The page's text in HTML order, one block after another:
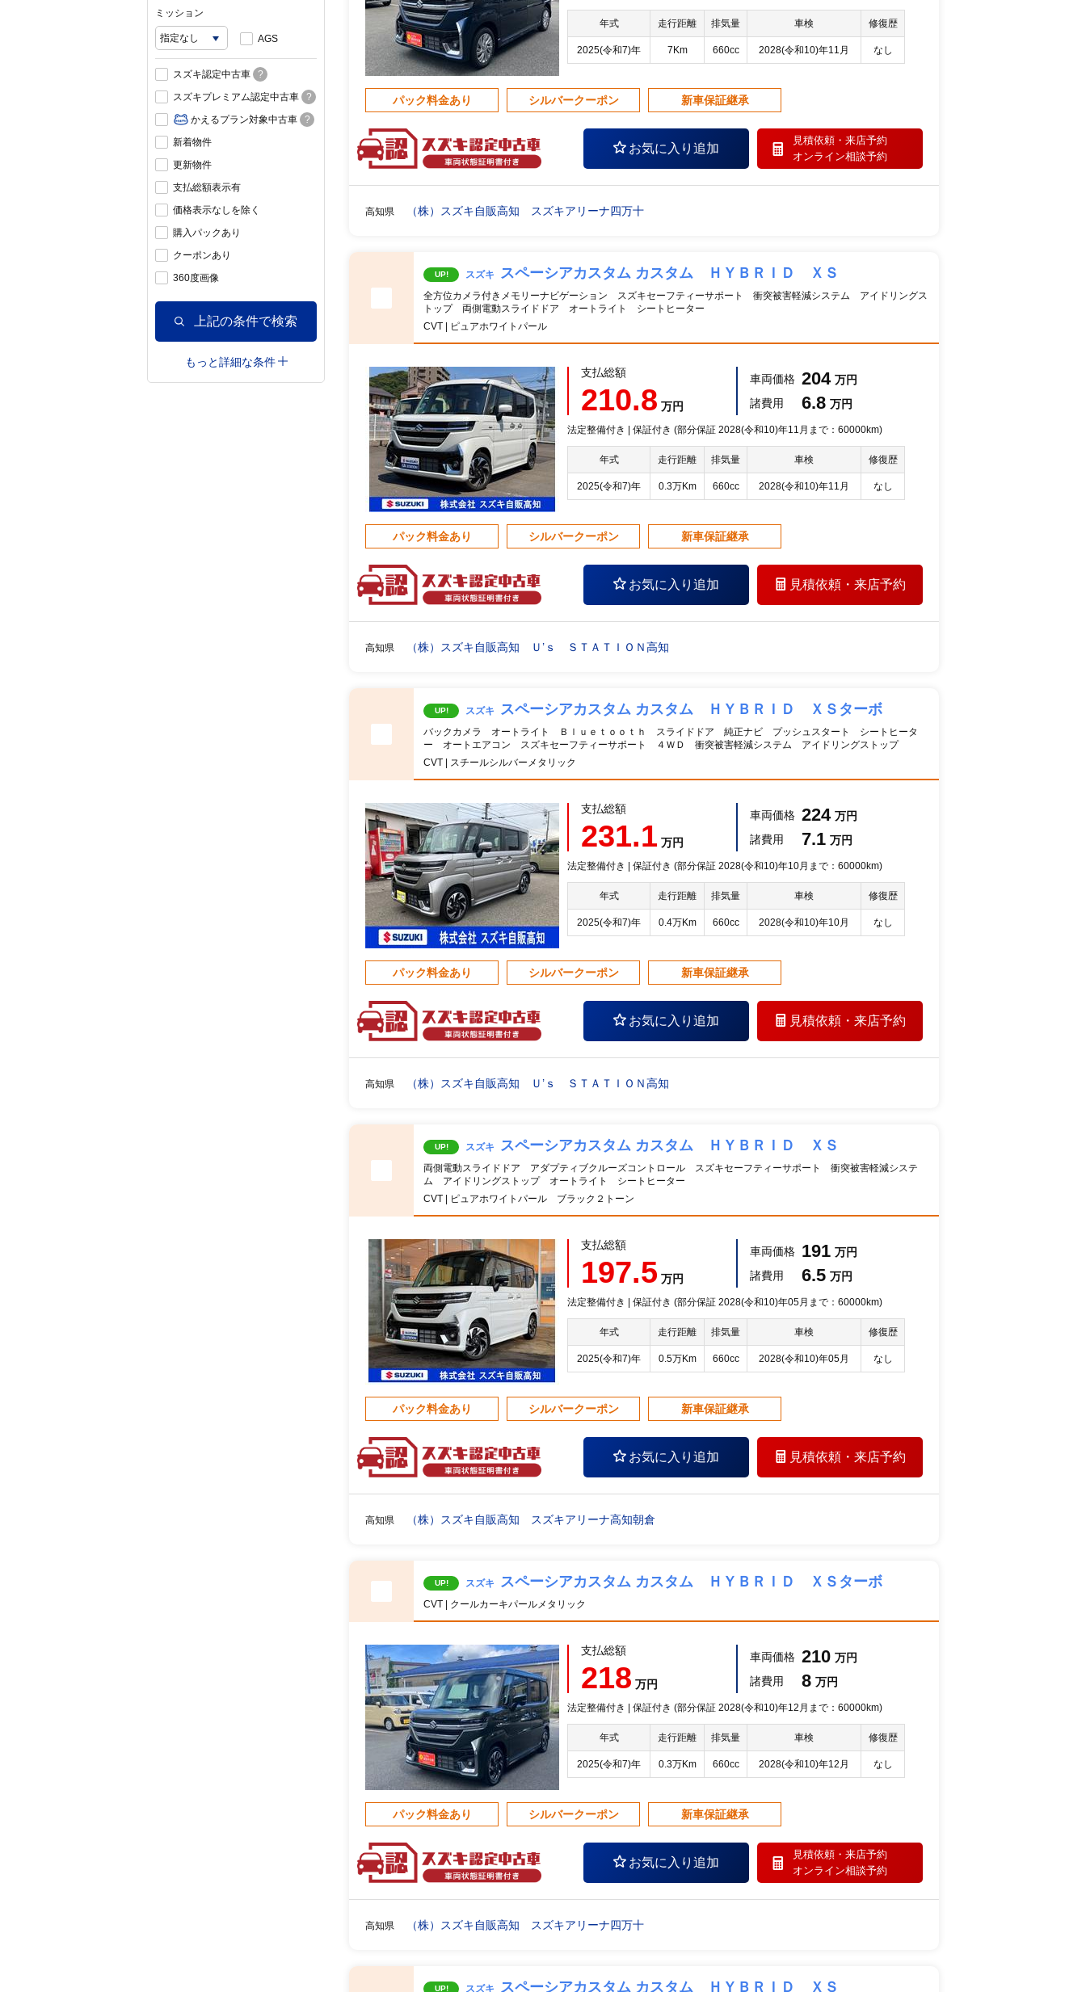
ミッション
AGS
スズキ認定中古車
?
スズキプレミアム認定中古車
?
かえるプラン対象中古車
?
新着物件
更新物件
支払総額表示有
価格表示なしを除く
購入パックあり
クーポンあり
360度画像
上記の条件で検索
もっと詳細な条件
年式 走行距離 排気量 車検 修復歴
2025(令和7)年 7Km 660cc 2028(令和10)年11月 なし
パック料金あり シルバークーポン 新車保証継承
お気に入り追加
見積依頼・ 来店予約
オンライン相談予約
高知県 （株）スズキ自販高知 スズキアリーナ四万十
UP! スズキ スペーシアカスタム カスタム ＨＹＢＲＩＤ ＸＳ
全方位カメラ付きメモリーナビゲーション スズキセーフティーサポート 衝突被害軽減システム アイドリングス
トップ 両側電動スライドドア オートライト シートヒーター
CVT | ピュアホワイトパール
支払総額
210.8 万円
車両価格 204 万円
諸費用
6.8 万円
法定整備付き | 保証付き (部分保証 2028(令和10)年11月まで：60000km)
年式 走行距離 排気量 車検 修復歴
2025(令和7)年 0.3万Km 660cc 2028(令和10)年11月 なし
パック料金あり シルバークーポン 新車保証継承
お気に入り追加 見積依頼・ 来店予約
高知県 （株）スズキ自販高知 Ｕ’ｓ ＳＴＡＴＩＯＮ高知
UP! スズキ スペーシアカスタム カスタム ＨＹＢＲＩＤ ＸＳターボ
バックカメラ オートライト Ｂｌｕｅｔｏｏｔｈ スライドドア 純正ナビ プッシュスタート シートヒータ
ー オートエアコン スズキセーフティーサポート ４ＷＤ 衝突被害軽減システム アイドリングストップ
CVT | スチールシルバーメタリック
支払総額
231.1 万円
車両価格 224 万円
諸費用
7.1 万円
法定整備付き | 保証付き (部分保証 2028(令和10)年10月まで：60000km)
年式 走行距離 排気量 車検 修復歴
2025(令和7)年 0.4万Km 660cc 2028(令和10)年10月 なし
パック料金あり シルバークーポン 新車保証継承
お気に入り追加 見積依頼・ 来店予約
高知県 （株）スズキ自販高知 Ｕ’ｓ ＳＴＡＴＩＯＮ高知
UP! スズキ スペーシアカスタム カスタム ＨＹＢＲＩＤ ＸＳ
両側電動スライドドア アダプティブクルーズコントロール スズキセーフティーサポート 衝突被害軽減システ
ム アイドリングストップ オートライト シートヒーター
CVT | ピュアホワイトパール ブラック２トーン
支払総額
197.5 万円
車両価格 191 万円
諸費用
6.5 万円
法定整備付き | 保証付き (部分保証 2028(令和10)年05月まで：60000km)
年式 走行距離 排気量 車検 修復歴
2025(令和7)年 0.5万Km 660cc 2028(令和10)年05月 なし
パック料金あり シルバークーポン 新車保証継承
お気に入り追加 見積依頼・ 来店予約
高知県 （株）スズキ自販高知 スズキアリーナ高知朝倉
UP! スズキ スペーシアカスタム カスタム ＨＹＢＲＩＤ ＸＳターボ
CVT | クールカーキパールメタリック
支払総額
218 万円
車両価格 210 万円
諸費用
8 万円
法定整備付き | 保証付き (部分保証 2028(令和10)年12月まで：60000km)
年式 走行距離 排気量 車検 修復歴
2025(令和7)年 0.3万Km 660cc 2028(令和10)年12月 なし
パック料金あり シルバークーポン 新車保証継承
お気に入り追加
見積依頼・ 来店予約
オンライン相談予約
高知県 （株）スズキ自販高知 スズキアリーナ四万十
UP! スズキ スペーシアカスタム カスタム ＨＹＢＲＩＤ ＸＳ